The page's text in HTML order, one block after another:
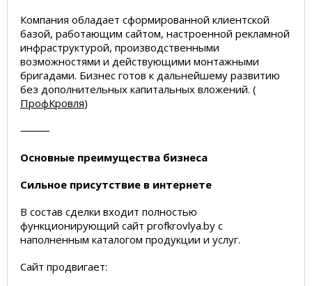
Компания обладает сформированной клиентской
базой, работающим сайтом, настроенной рекламной
инфраструктурой, производственными
возможностями и действующими монтажными
бригадами. Бизнес готов к дальнейшему развитию
без дополнительных капитальных вложений. (
ПрофКровля)
⸻
Основные преимущества бизнеса
Сильное присутствие в интернете
В состав сделки входит полностью
функционирующий сайт profkrovlya.by с
наполненным каталогом продукции и услуг.
Сайт продвигает: